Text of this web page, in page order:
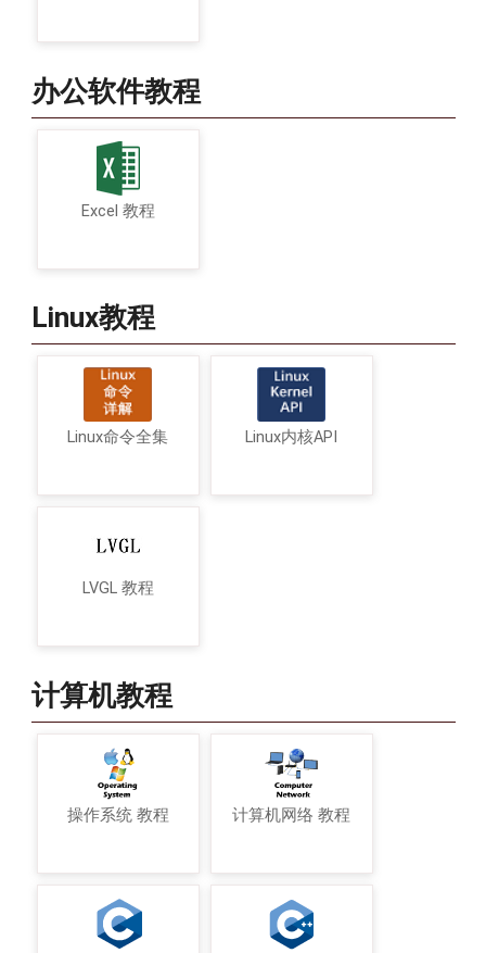
办公软件教程
Excel 教程
Linux教程
Linux命令全集 Linux内核API
LVGL 教程
计算机教程
操作系统 教程 计算机网络 教程